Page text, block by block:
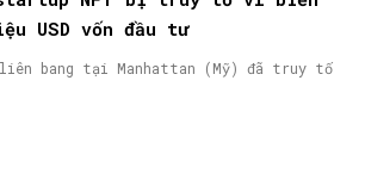
USD vốn đầu tư
bang tại Manhattan (Mỹ) đã truy tố